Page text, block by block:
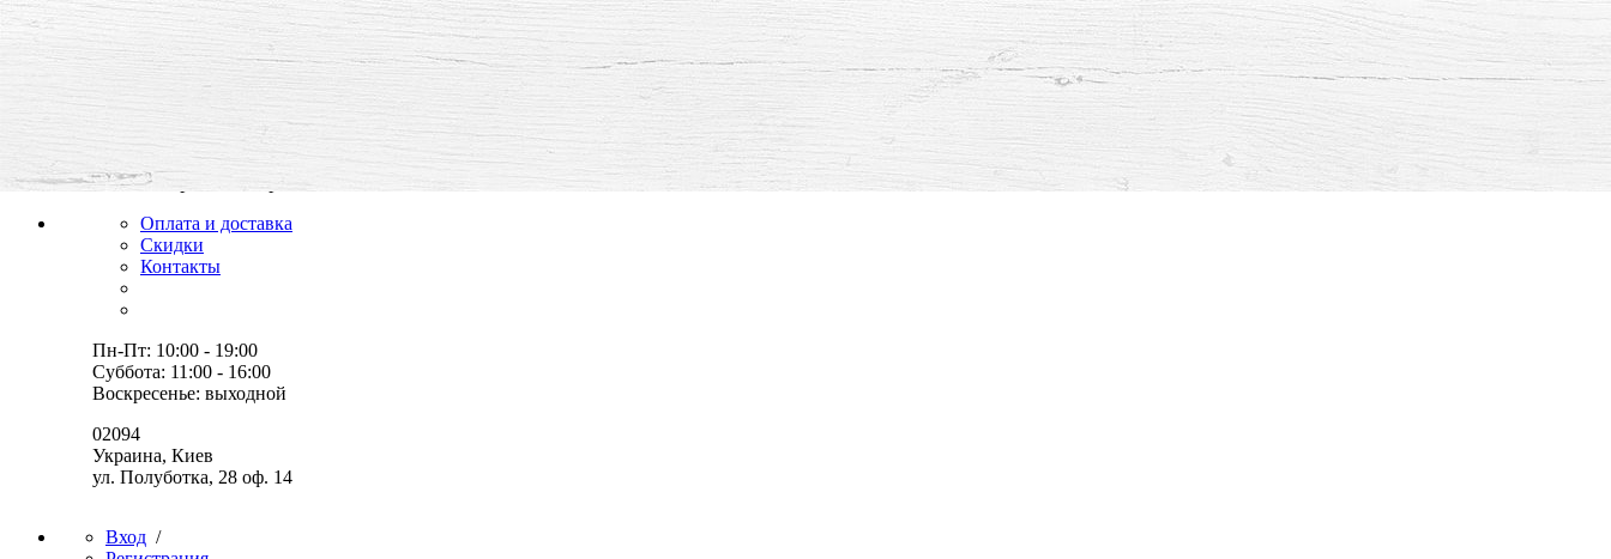
все для творчества и хобби,
товары, мастер-классы, идеи
Оплата и доставка
Скидки
Контакты
Пн-Пт: 10:00 - 19:00
Суббота: 11:00 - 16:00
Воскресенье: выходной
02094
Украина, Киев
ул. Полуботка, 28 оф. 14
Вход /